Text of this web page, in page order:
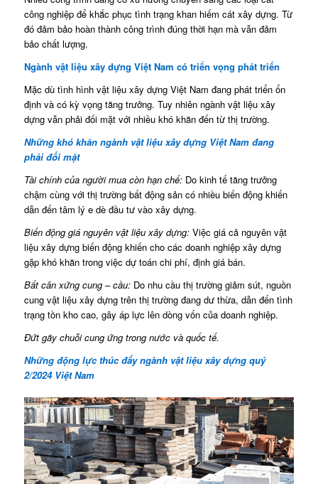
công nghiệp để khắc phục tình trạng khan hiếm cát xây dựng. Từ
đó đảm bảo hoàn thành công trình đúng thời hạn mà vẫn đảm
bảo chất lượng.
Ngành vật liệu xây dựng Việt Nam có triển vọng phát triển
Mặc dù tình hình vật liệu xây dựng Việt Nam đang phát triển ổn
định và có kỳ vọng tăng trưởng. Tuy nhiên ngành vật liệu xây
dựng vẫn phải đối mặt với nhiều khó khăn đến từ thị trường.
Những khó khăn ngành vật liệu xây dựng Việt Nam đang
phải đối mặt
Tài chính của người mua còn hạn chế:Do kinh tế tăng trưởng
chậm cùng với thị trường bất động sản có nhiều biến động khiến
dẫn đến tâm lý e dè đầu tư vào xây dựng.
Biến động giá nguyên vật liệu xây dựng:Việc giá cả nguyên vật
liệu xây dựng biến động khiến cho các doanh nghiệp xây dựng
gặp khó khăn trong việc dự toán chi phí, định giá bán.
Bất cân xứng cung – cầu:Do nhu cầu thị trường giảm sút, nguồn
cung vật liệu xây dựng trên thị trường đang dư thừa, dẫn đến tình
trạng tồn kho cao, gây áp lực lên dòng vốn của doanh nghiệp.
Đứt gãy chuỗi cung ứng trong nước và quốc tế.
Những động lực thúc đẩy ngành vật liệu xây dựng quý
2/2024 Việt Nam